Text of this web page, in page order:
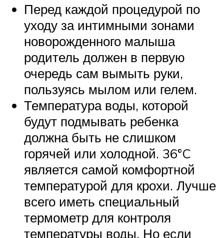
Перед каждой процедурой по
уходу за интимными зонами
новорожденного малыша
родитель должен в первую
очередь сам вымыть руки,
пользуясь мылом или гелем.
Температура воды, которой
будут подмывать ребенка
должна быть не слишком
горячей или холодной. 36°C
является самой комфортной
температурой для крохи. Лучше
всего иметь специальный
термометр для контроля
температуры воды. Но если